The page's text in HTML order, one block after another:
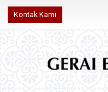
Kontak Kami